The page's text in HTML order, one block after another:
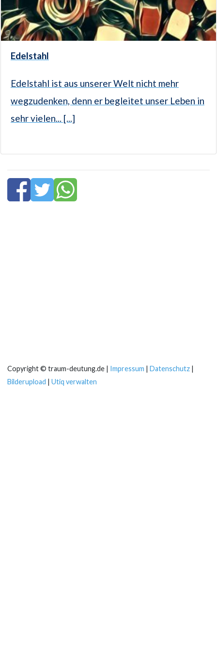
Edelstahl
Edelstahl ist aus unserer Welt nicht mehr
wegzudenken, denn er begleitet unser Leben in
sehr vielen... [...]
Copyright © traum-deutung.de | Impressum | Datenschutz |
Bilderupload | Utiq verwalten